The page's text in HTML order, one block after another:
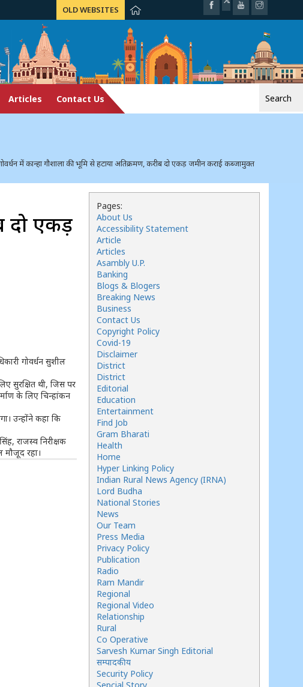
OLD WEBSITES
Articles Contact Us
में कान्हा गौशाला की भूमि से हटाया अतिक्रमण, करीब दो एकड़ जमीन कराई कब्जामुक्त
दो एकड़
गोवर्धन सुशील
सुरक्षित थी, जिस पर
के लिए चिन्हांकन
उन्होंने कहा कि
राजस्व निरीक्षक
मौजूद रहा।
Pages:
About Us
Accessibility Statement
Article
Articles
Asambly U.P.
Banking
Blogs & Blogers
Breaking News
Business
Contact Us
Copyright Policy
Covid-19
Disclaimer
District
District
Editorial
Education
Entertainment
Find Job
Gram Bharati
Health
Home
Hyper Linking Policy
Indian Rural News Agency (IRNA)
Lord Budha
National Stories
News
Our Team
Press Media
Privacy Policy
Publication
Radio
Ram Mandir
Regional
Regional Video
Relationship
Rural
Co Operative
Sarvesh Kumar Singh Editorial
सम्पादकीय
Security Policy